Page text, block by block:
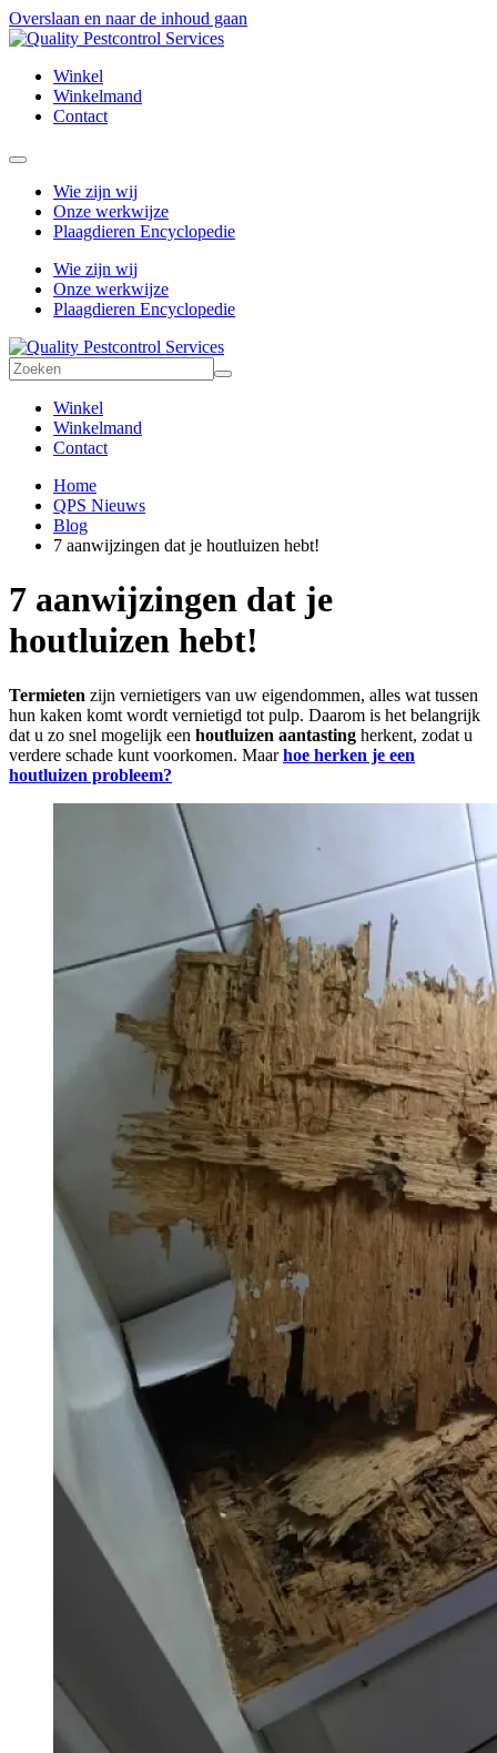
Overslaan en naar de inhoud gaan
Winkel
Winkelmand
Contact
Wie zijn wij
Onze werkwijze
Plaagdieren Encyclopedie
Wie zijn wij
Onze werkwijze
Plaagdieren Encyclopedie
Winkel
Winkelmand
Contact
Home
QPS Nieuws
Blog
7 aanwijzingen dat je houtluizen hebt!
7 aanwijzingen dat je
houtluizen hebt!
Termieten zijn vernietigers van uw eigendommen, alles wat tussen
hun kaken komt wordt vernietigd tot pulp. Daarom is het belangrijk
dat u zo snel mogelijk een houtluizen aantasting herkent, zodat u
verdere schade kunt voorkomen. Maarhoe herken je een
houtluizen probleem?